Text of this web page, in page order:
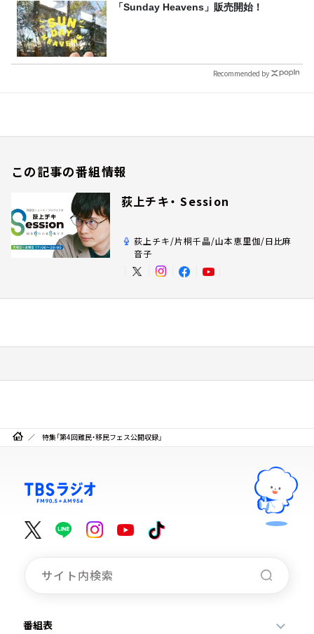
「Sunday Heavens」販売開始！
Recommended by
この記事の番組情報
荻上チキ・ Session
荻上チキ/片桐千晶/山本恵里伽/日比麻
音子
特集「第4回難民・移民フェス公開収録」
番組表